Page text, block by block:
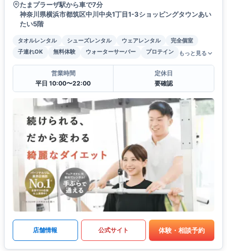
たまプラーザ駅から車で7分
神奈川県横浜市都筑区中川中央1丁目1-3ショッピングタウンあい
たい5階
タオルレンタル シューズレンタル ウェアレンタル
完全個室
子連れOK
無料体験 ウォーターサーバー プロテイン もっと見る
営業時間
平日 10:00〜22:00
定休日
要確認
店舗情報 公式サイト 体験・相談予約